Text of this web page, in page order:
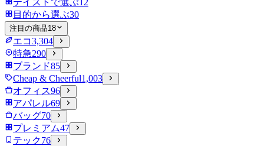
テイストで選ぶ12
目的から選ぶ30
注目の商品18
エコ3,304
特急290
ブランド85
Cheap & Cheerful1,003
オフィス96
アパレル69
バッグ70
プレミアム47
テック76